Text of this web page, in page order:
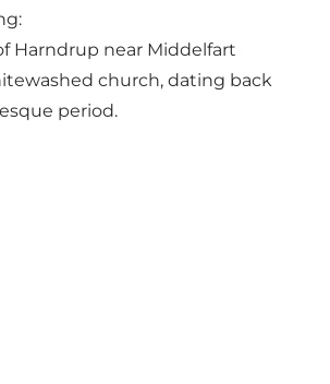
Harndrup near Middelfart
church, dating back
period.